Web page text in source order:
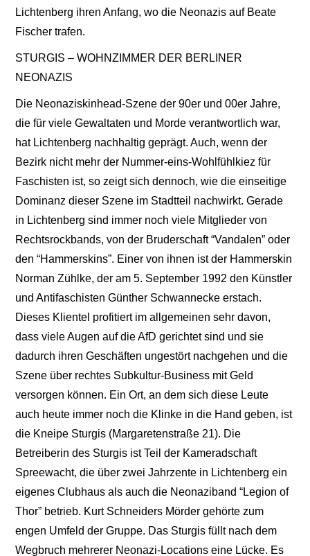
Lichtenberg ihren Anfang, wo die Neonazis auf Beate
Fischer trafen.
STURGIS – WOHNZIMMER DER BERLINER
NEONAZIS
Die Neonaziskinhead-Szene der 90er und 00er Jahre,
die für viele Gewaltaten und Morde verantwortlich war,
hat Lichtenberg nachhaltig geprägt. Auch, wenn der
Bezirk nicht mehr der Nummer-eins-Wohlfühlkiez für
Faschisten ist, so zeigt sich dennoch, wie die einseitige
Dominanz dieser Szene im Stadtteil nachwirkt. Gerade
in Lichtenberg sind immer noch viele Mitglieder von
Rechtsrockbands, von der Bruderschaft “Vandalen” oder
den “Hammerskins”. Einer von ihnen ist der Hammerskin
Norman Zühlke, der am 5. September 1992 den Künstler
und Antifaschisten Günther Schwannecke erstach.
Dieses Klientel profitiert im allgemeinen sehr davon,
dass viele Augen auf die AfD gerichtet sind und sie
dadurch ihren Geschäften ungestört nachgehen und die
Szene über rechtes Subkultur-Business mit Geld
versorgen können. Ein Ort, an dem sich diese Leute
auch heute immer noch die Klinke in die Hand geben, ist
die Kneipe Sturgis (Margaretenstraße 21). Die
Betreiberin des Sturgis ist Teil der Kameradschaft
Spreewacht, die über zwei Jahrzente in Lichtenberg ein
eigenes Clubhaus als auch die Neonaziband “Legion of
Thor” betrieb. Kurt Schneiders Mörder gehörte zum
engen Umfeld der Gruppe. Das Sturgis füllt nach dem
Wegbruch mehrerer Neonazi-Locations eine Lücke. Es